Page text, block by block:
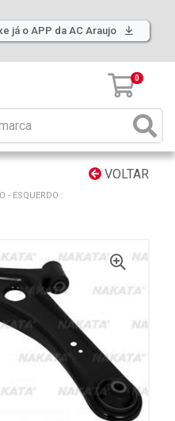
já o APP da AC Araujo
0
VOLTAR
- ESQUERDO :